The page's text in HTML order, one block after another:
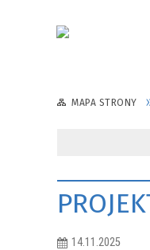
MAPA STRONY
14.11.2025